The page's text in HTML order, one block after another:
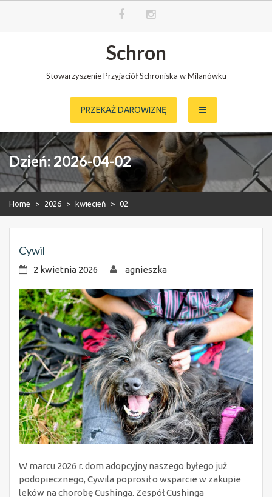
Schron
Stowarzyszenie Przyjaciół Schroniska w Milanówku
PRZEKAŻ DAROWIZNĘ
Dzień: 2026-04-02
Home > 2026 > kwiecień > 02
Cywil
2 kwietnia 2026 agnieszka
W marcu 2026 r. dom adopcyjny naszego byłego już
podopiecznego, Cywila poprosił o wsparcie w zakupie
leków na chorobę Cushinga. Zespół Cushinga